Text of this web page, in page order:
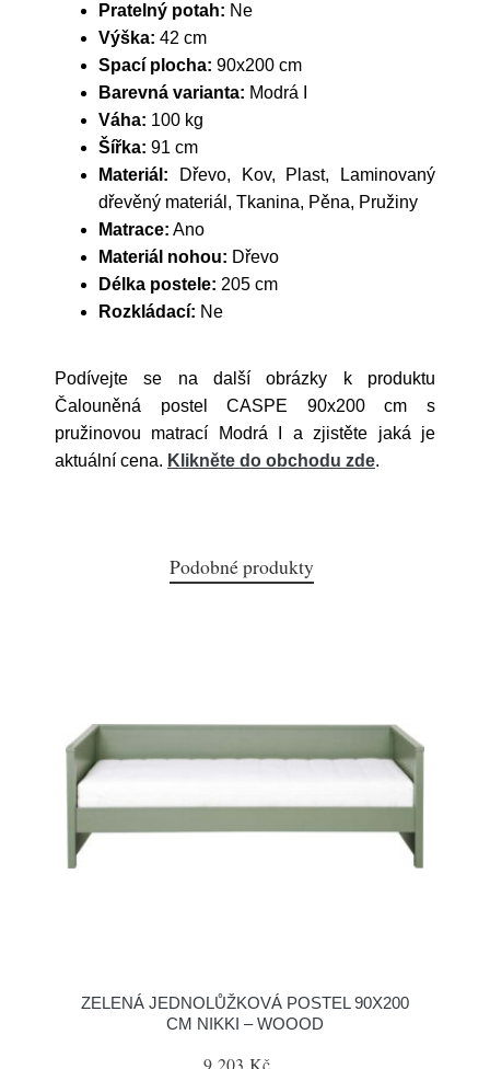
Pratelný potah: Ne
Výška: 42 cm
Spací plocha: 90x200 cm
Barevná varianta: Modrá I
Váha: 100 kg
Šířka: 91 cm
Materiál: Dřevo, Kov, Plast, Laminovaný
dřevěný materiál, Tkanina, Pěna, Pružiny
Matrace: Ano
Materiál nohou: Dřevo
Délka postele: 205 cm
Rozkládací: Ne
Podívejte se na další obrázky k produktu
Čalouněná postel CASPE 90x200 cm s
pružinovou matrací Modrá I a zjistěte jaká je
aktuální cena. Klikněte do obchodu zde.
Podobné produkty
ZELENÁ JEDNOLŮŽKOVÁ POSTEL 90X200
CM NIKKI – WOOOD
9 203 Kč